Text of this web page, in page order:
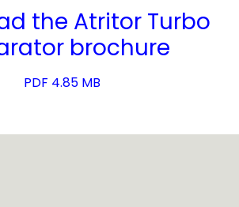
the Atritor Turbo
brochure
PDF 4.85 MB